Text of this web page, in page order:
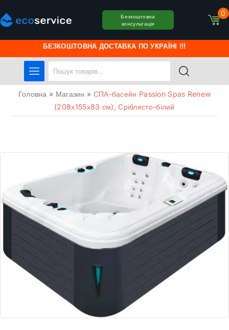
БЕЗКОШТОВНА ДОСТАВКА ПО УКРАЇНІ !!!
Безкоштовна
консультація
0
Головна » Магазин » СПА-басейн Passion Spas Renew
(208х155х83 см), Сріблясто-білий